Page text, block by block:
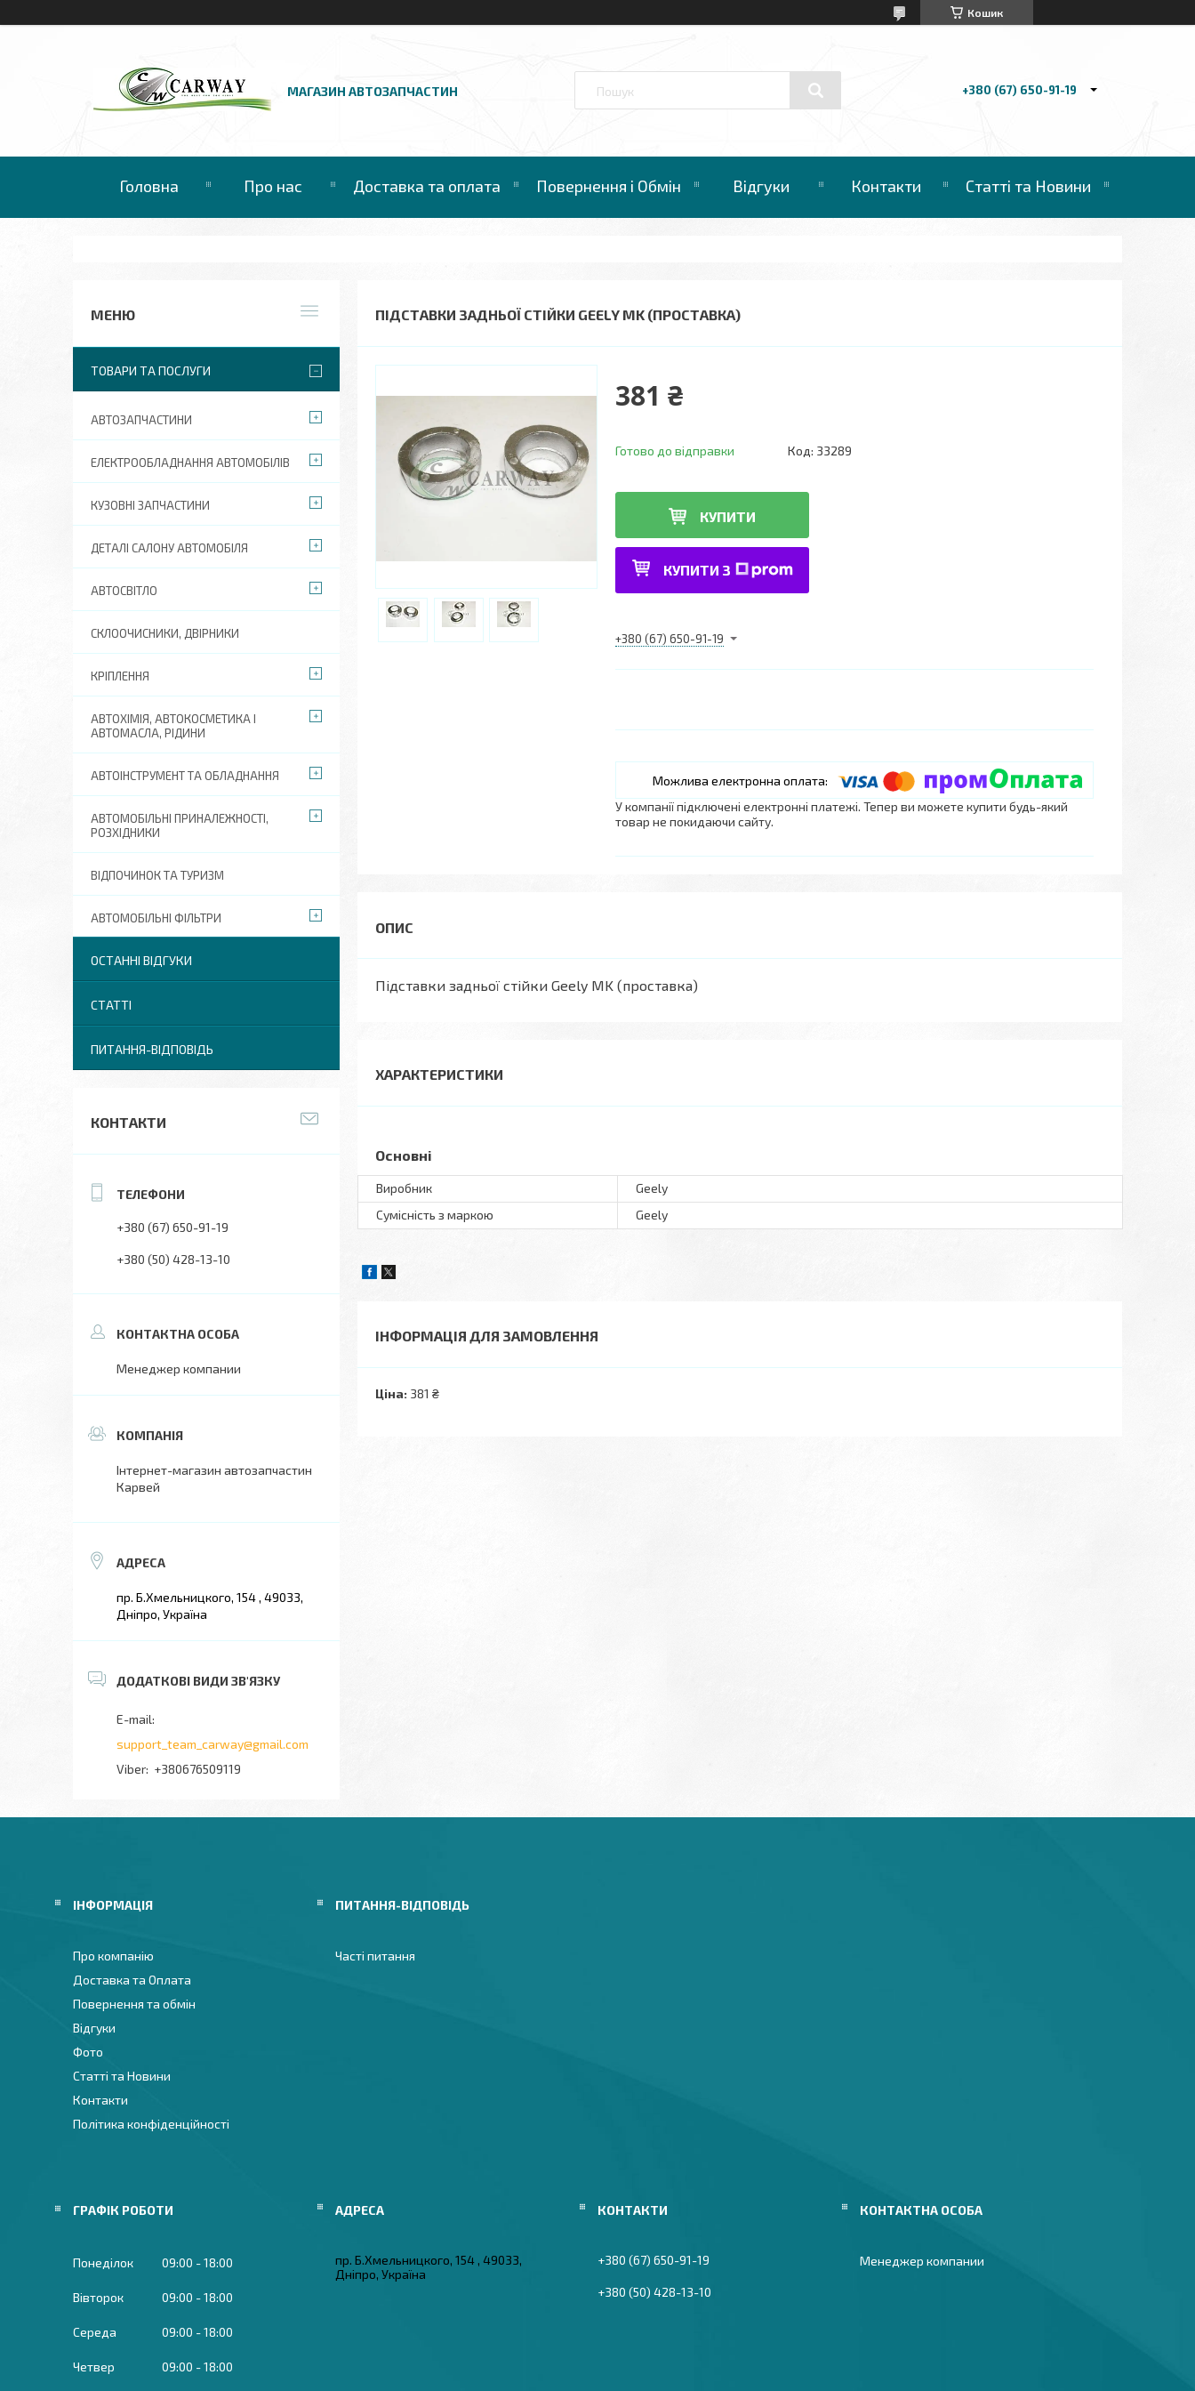
Кошик
МАГАЗИН АВТОЗАПЧАСТИН +380 (67) 650-91-19
Головна Про нас Доставка та оплата Повернення і Обмін Відгуки Контакти Статті та Новини
ПІДСТАВКИ ЗАДНЬОЇ СТІЙКИ GEELY MK (ПРОСТАВКА)
381 ₴
Готово до відправки Код: 33289
КУПИТИ
КУПИТИ З
+380 (67) 650-91-19
У компанії підключені електронні платежі. Тепер ви можете купити будь-який
товар не покидаючи сайту.
Підставки задньої стійки Geely MK (проставка)
ХАРАКТЕРИСТИКИ
Основні
Виробник
Geely
Сумісність з маркою
Geely
ІНФОРМАЦІЯ ДЛЯ ЗАМОВЛЕННЯ
Ціна: 381 ₴
ТОВАРИ ТА ПОСЛУГИ
АВТОЗАПЧАСТИНИ
ЕЛЕКТРООБЛАДНАННЯ АВТОМОБІЛІВ
КУЗОВНІ ЗАПЧАСТИНИ
ДЕТАЛІ САЛОНУ АВТОМОБІЛЯ
АВТОСВІТЛО
СКЛООЧИСНИКИ, ДВІРНИКИ
КРІПЛЕННЯ
АВТОХІМІЯ, АВТОКОСМЕТИКА І
АВТОМАСЛА, РІДИНИ
АВТОІНСТРУМЕНТ ТА ОБЛАДНАННЯ
АВТОМОБІЛЬНІ ПРИНАЛЕЖНОСТІ,
РОЗХІДНИКИ
ВІДПОЧИНОК ТА ТУРИЗМ
АВТОМОБІЛЬНІ ФІЛЬТРИ
ОСТАННІ ВІДГУКИ
СТАТТІ
ПИТАННЯ-ВІДПОВІДЬ
КОНТАКТИ
+380 (67) 650-91-19
+380 (50) 428-13-10
Менеджер компании
Інтернет-магазин автозапчастин
Карвей
пр. Б.Хмельницкого, 154 , 49033,
Дніпро, Україна
support_team_carway@gmail.com
+380676509119
ІНФОРМАЦІЯ
Про компанію
Доставка та Оплата
Повернення та обмін
Відгуки
Фото
Статті та Новини
Контакти
Політика конфіденційності
ПИТАННЯ-ВІДПОВІДЬ
Часті питання
ГРАФІК РОБОТИ
Понеділок 09:00 18:00
Вівторок 09:00 18:00
Середа 09:00 18:00
Четвер 09:00 18:00
пр. Б.Хмельницкого, 154 , 49033,
Дніпро, Україна
+380 (67) 650-91-19
+380 (50) 428-13-10
Менеджер компании